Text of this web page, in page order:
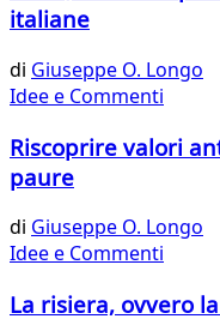
italiane
di Giuseppe O. Longo
Idee e Commenti
Riscoprire valori
paure
di Giuseppe O. Longo
Idee e Commenti
La risiera, ovvero